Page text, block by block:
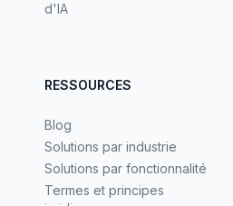
d'IA
RESSOURCES
Blog
Solutions par industrie
Solutions par fonctionnalité
Termes et principes